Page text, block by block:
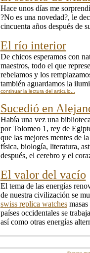
Hace unos días me
?No es una novedad?, le
cincuenta años después de
El río interior
De chicos esperamos con
maestros, todo el que
rebelamos y los
también aguardamos la
continuar la lectura del artículo...
Sucedió en
Había una vez una
por Tolomeo 1, rey de
que las mejores mentes de
física, biología, literatura,
después, el cerebro y el
El valor del vacío
El tema de las energías
de nuestra civilización se
swiss replica watchesmasas
países occidentales se
así como otras energías